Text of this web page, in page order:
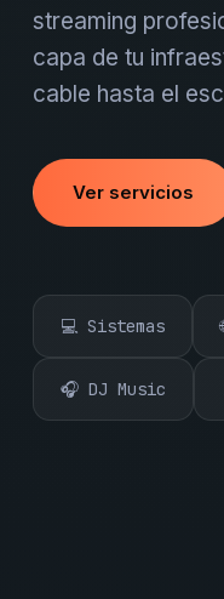
streaming
capa de tu
cable hasta el
Ver servicios
💻 Sistemas
🎧 DJ Music